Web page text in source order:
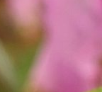
ПСИХОЛОГИЧЕСКАЯ
ПОДДЕРЖКА
ПЕДАГОГОВ-
ПОДГОТОВКА